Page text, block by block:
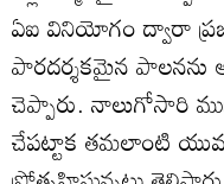
ఏఐ వినియోగం ద్వారా
పారదర్శకమైన పాలనను
చెప్పారు. నాలుగోసారి
చేపట్టాక తమలాంటి